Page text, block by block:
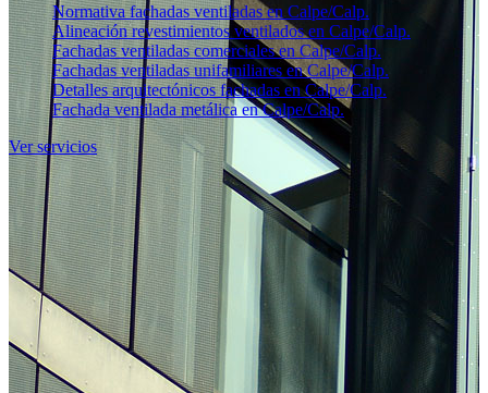
Normativa fachadas ventiladas en Calpe/Calp.
Alineación revestimientos ventilados en Calpe/Calp.
Fachadas ventiladas comerciales en Calpe/Calp.
Fachadas ventiladas unifamiliares en Calpe/Calp.
Detalles arquitectónicos fachadas en Calpe/Calp.
Fachada ventilada metálica en Calpe/Calp.
Ver servicios